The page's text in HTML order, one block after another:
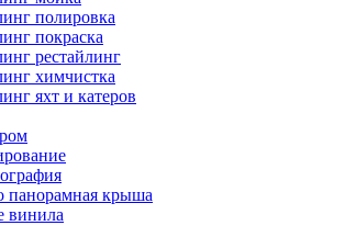
полировка
покраска
рестайлинг
химчистка
яхт и катеров
панорамная крыша
винила